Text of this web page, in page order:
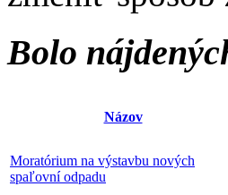
Bolo
Názov
Moratórium na výstavbu nových
spaľovní odpadu